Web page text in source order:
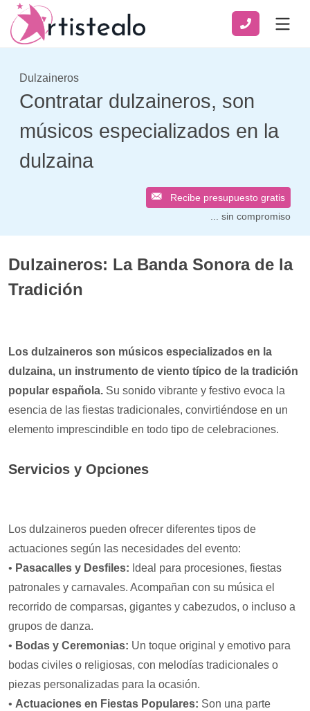
Dulzaineros
Contratar dulzaineros, son
músicos especializados en la
dulzaina
Recibe presupuesto gratis
... sin compromiso
Dulzaineros: La Banda Sonora de la
Tradición
Los dulzaineros son músicos especializados en la
dulzaina, un instrumento de viento típico de la tradición
popular española. Su sonido vibrante y festivo evoca la
esencia de las fiestas tradicionales, convirtiéndose en un
elemento imprescindible en todo tipo de celebraciones.
Servicios y Opciones
Los dulzaineros pueden ofrecer diferentes tipos de
actuaciones según las necesidades del evento:
• Pasacalles y Desfiles: Ideal para procesiones, fiestas
patronales y carnavales. Acompañan con su música el
recorrido de comparsas, gigantes y cabezudos, o incluso a
grupos de danza.
• Bodas y Ceremonias: Un toque original y emotivo para
bodas civiles o religiosas, con melodías tradicionales o
piezas personalizadas para la ocasión.
• Actuaciones en Fiestas Populares: Son una parte